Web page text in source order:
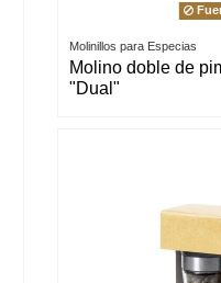
Molinillos para Especias
Molino doble de
"Dual"